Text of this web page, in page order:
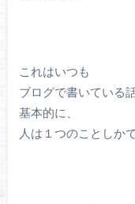
これはいつも
ブログで書いている
基本的に、
人は１つのことしか